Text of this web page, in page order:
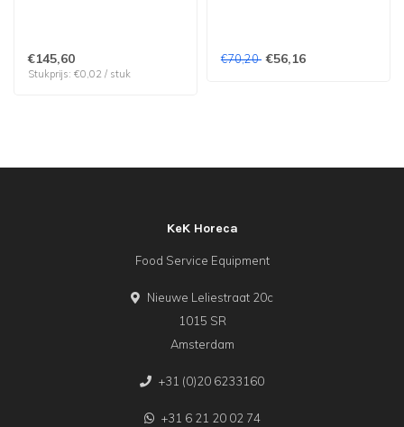
stuks
€145,60
Stukprijs: €0,02 / stuk
€70,20 €56,16
KeK Horeca
Food Service Equipment
Nieuwe Leliestraat 20c
1015 SR
Amsterdam
+31 (0)20 6233160
+31 6 21 20 02 74